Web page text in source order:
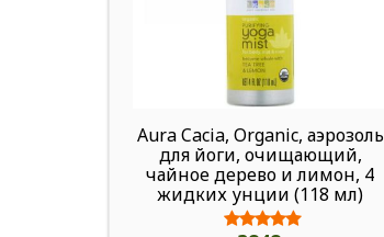
Aura Cacia, Organic, аэрозоль
для йоги, очищающий,
чайное дерево и лимон, 4
жидких унции (118 мл)